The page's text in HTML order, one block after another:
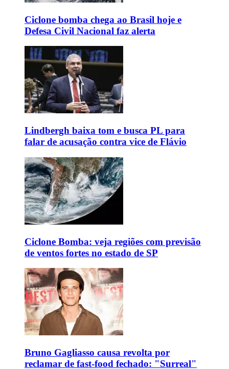
Ciclone bomba chega ao Brasil hoje e
Defesa Civil Nacional faz alerta
Lindbergh baixa tom e busca PL para
falar de acusação contra vice de Flávio
Ciclone Bomba: veja regiões com previsão
de ventos fortes no estado de SP
Bruno Gagliasso causa revolta por
reclamar de fast-food fechado: "Surreal"